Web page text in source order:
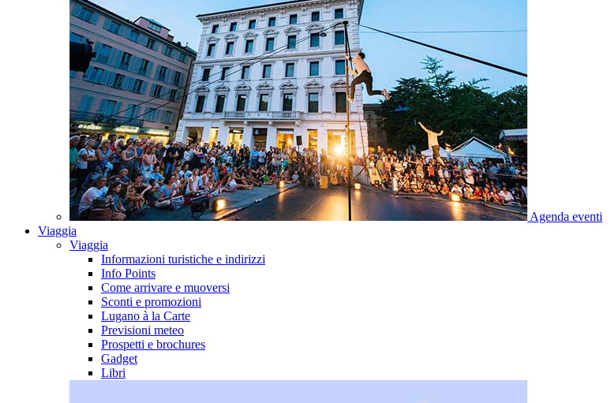
Agenda eventi
Viaggia
Viaggia
Informazioni turistiche e indirizzi
Info Points
Come arrivare e muoversi
Sconti e promozioni
Lugano à la Carte
Previsioni meteo
Prospetti e brochures
Gadget
Libri